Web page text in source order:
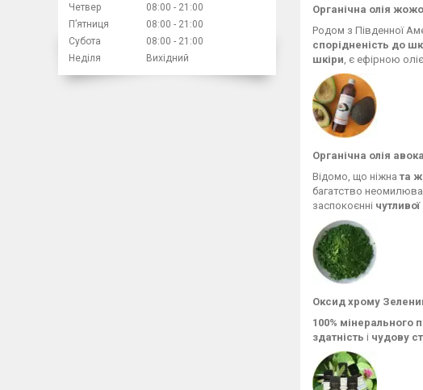
Органічна олія
Родом з Південної
спорідненість до
шкіри, є ефірною
Органічна олія
Відомо, що ніжната
багатство
заспокоєнні
Оксид хрому
100% мінерального
здатність і чудову
Четвер
08:00
21:00
Пʼятниця
08:00
21:00
Субота
08:00
21:00
Неділя
Вихідний